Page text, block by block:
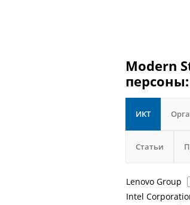
Modern
персоны:
ИКТ
Статьи
Lenovo Group
Intel